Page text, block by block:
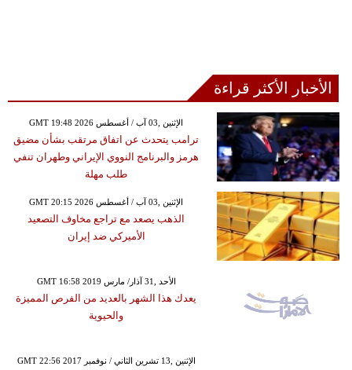
الأخبار الأكثر قراءة
GMT 19:48 2026 الإثنين ,03 آب / أغسطس
ترامب يتحدث عن اتفاق مرتقب بشأن مضيق
هرمز والبرنامج النووي الإيراني وطهران تنفي
طلب مهلة
GMT 20:15 2026 الإثنين ,03 آب / أغسطس
الذهب يصعد مع تراجع مخاوف التصعيد
الأميركي ضد إيران
GMT 16:58 2019 الأحد ,31 آذار/ مارس
يعدك هذا الشهر بالعديد من الفرص المميزة
والحيوية
GMT 22:56 2017 الإثنين ,13 تشرين الثاني / نوفمبر